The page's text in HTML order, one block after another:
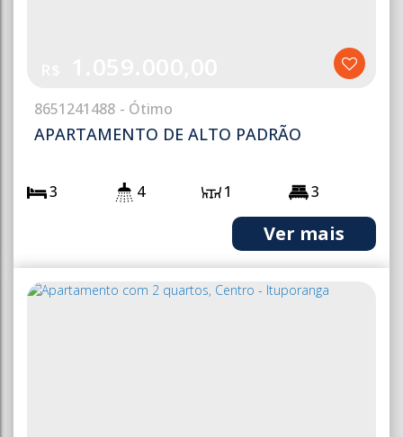
APARTAMENTO DE ALTO PADRÃO
8651241488
3 4 1
3
130m²